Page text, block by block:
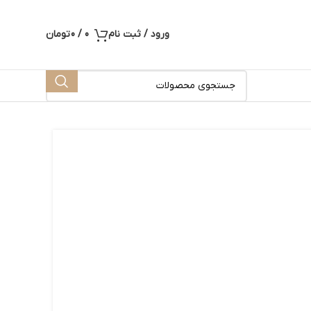
ورود / ثبت نام 0
/
0تومان